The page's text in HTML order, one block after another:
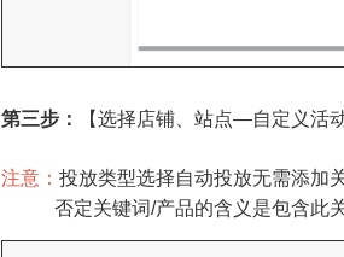
第三步： 【选择店铺、站点—自定义
注意：投放类型选择自动投放无需添加
否定关键词/产品的含义是包含此关